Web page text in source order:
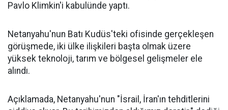
Pavlo Klimkin'i kabulünde yaptı.
Netanyahu'nun Batı Kudüs'teki ofisinde gerçekleşen
görüşmede, iki ülke ilişkileri başta olmak üzere
yüksek teknoloji, tarım ve bölgesel gelişmeler ele
alındı.
Açıklamada, Netanyahu'nun "İsrail, İran'ın tehditlerini